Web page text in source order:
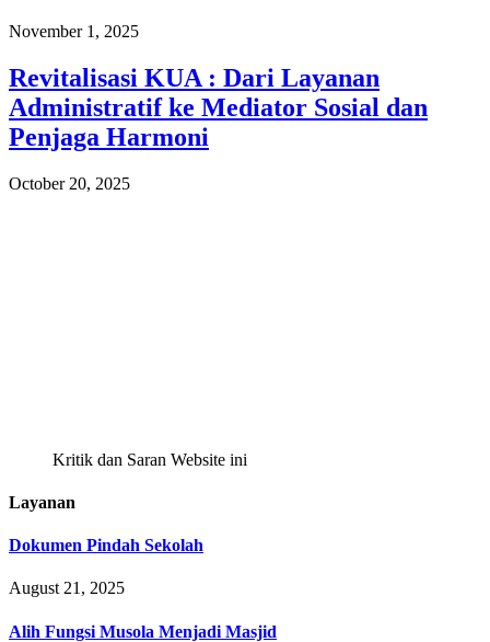
November 1, 2025
Revitalisasi KUA : Dari Layanan
Administratif ke Mediator Sosial dan
Penjaga Harmoni
October 20, 2025
Kritik dan Saran Website ini
Layanan
Dokumen Pindah Sekolah
August 21, 2025
Alih Fungsi Musola Menjadi Masjid